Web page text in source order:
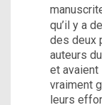
qu’il y a
des deux
auteurs
et avaient
vraiment
leurs